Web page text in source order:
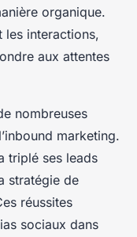
organique.
les interactions,
aux attentes
nombreuses
marketing.
triplé ses leads
stratégie de
réussites
sociaux dans